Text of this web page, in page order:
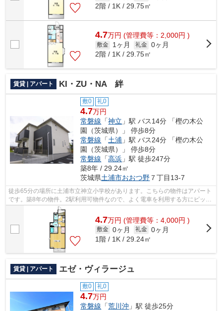
2階 / 1K / 29.75㎡
4.7万円 (管理費等：2,000円 )
敷金 1ヶ月 礼金 0ヶ月
2階 / 1K / 29.75㎡
賃貸 | アパート KI・ZU・NA 絆
敷0 礼0
4.7万円
常磐線 「神立 」駅 バス14分 「樫の木公
園（茨城県）」 停歩8分
常磐線 「土浦 」駅 バス24分 「樫の木公
園（茨城県）」 停歩8分
常磐線 「高浜 」駅 徒歩247分
築8年 / 29.24㎡
茨城県土浦市おおつ野 ７丁目13-7
徒歩65分の場所に土浦市立神立小学校があります。こちらの物件はアパート
です。築8年の物件。2駅利用可物件なので、よく電車を利用する方にピッタ
リですね。より詳しい情報や内見のご...
4.7万円 (管理費等：4,000円 )
敷金 0ヶ月 礼金 0ヶ月
1階 / 1K / 29.24㎡
賃貸 | アパート エゼ・ヴィラージュ
敷0 礼0
4.7万円
常磐線 「荒川沖 」駅 徒歩25分